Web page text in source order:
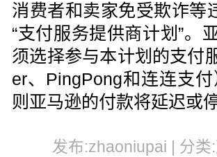
消费者和卖家免受欺诈等
“支付服务提供商计划”。
须选择参与本计划的支付
er、PingPong和连连支
则亚马逊的付款将延迟或停
发布:zhaoniupai | 分